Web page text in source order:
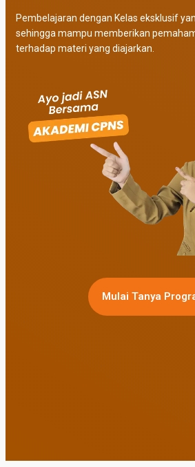
Pembelajaran dengan Kelas eksklusif
sehingga mampu memberikan
terhadap materi yang diajarkan.
Mulai Tanya